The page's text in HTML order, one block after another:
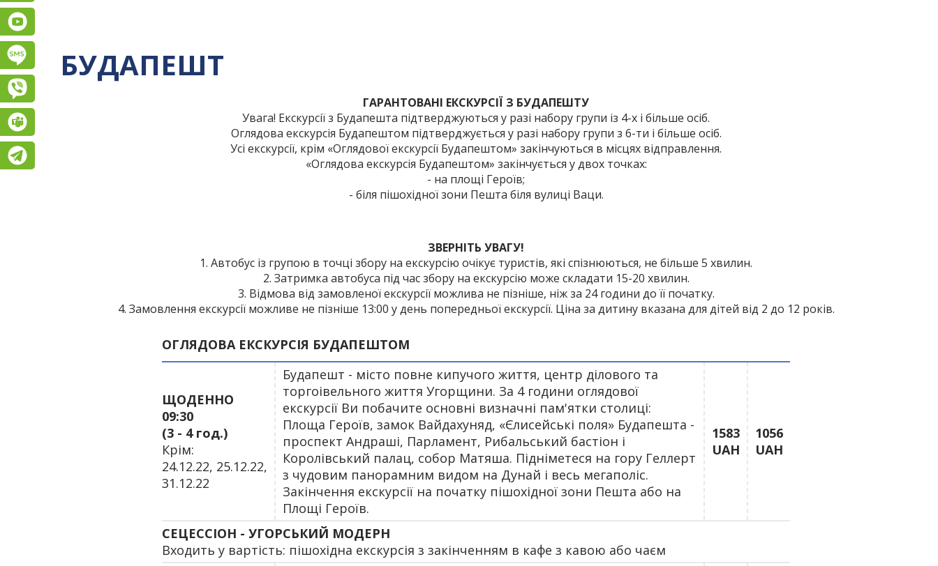
Підписатися на SMS розсилку
БУДАПЕШТ
ГАРАНТОВАНІ ЕКСКУРСІЇ З БУДАПЕШТУ
Увага! Екскурсії з Будапешта підтверджуються у разі набору групи із 4-х і більше осіб.
Оглядова екскурсія Будапештом підтверджується у разі набору групи з 6-ти і більше осіб.
Усі екскурсії, крім «Оглядової екскурсії Будапештом» закінчуються в місцях відправлення.
«Оглядова екскурсія Будапештом» закінчується у двох точках:
- на площі Героїв;
- біля пішохідної зони Пешта біля вулиці Ваци.
ЗВЕРНІТЬ УВАГУ!
1. Автобус із групою в точці збору на екскурсію очікує туристів, які спізнюються, не більше 5 хвилин.
2. Затримка автобуса під час збору на екскурсію може складати 15-20 хвилин.
3. Відмова від замовленої екскурсії можлива не пізніше, ніж за 24 години до її початку.
4. Замовлення екскурсії можливе не пізніше 13:00 у день попередньої екскурсії. Ціна за дитину вказана для дітей від 2 до 12 років.
ОГЛЯДОВА ЕКСКУРСІЯ БУДАПЕШТОМ
ЩОДЕННО
09:30
(3 - 4 год.)
Крім:
24.12.22, 25.12.22,
31.12.22
Будапешт - місто повне кипучого життя, центр ділового та
торгоівельного життя Угорщини. За 4 години оглядової
екскурсії Ви побачите основні визначні пам'ятки столиці:
Площа Героїв, замок Вайдахуняд, «Єлисейські поля» Будапешта -
проспект Андраші, Парламент, Рибальський бастіон і
Королівський палац, собор Матяша. Підніметеся на гору Геллерт
з чудовим панорамним видом на Дунай і весь мегаполіс.
Закінчення екскурсії на початку пішохідної зони Пешта або на
Площі Героїв.
1583
UAH
1056
UAH
СЕЦЕССІОН - УГОРСЬКИЙ МОДЕРН
Входить у вартість: пішохідна екскурсія з закінченням в кафе з кавою або чаєм